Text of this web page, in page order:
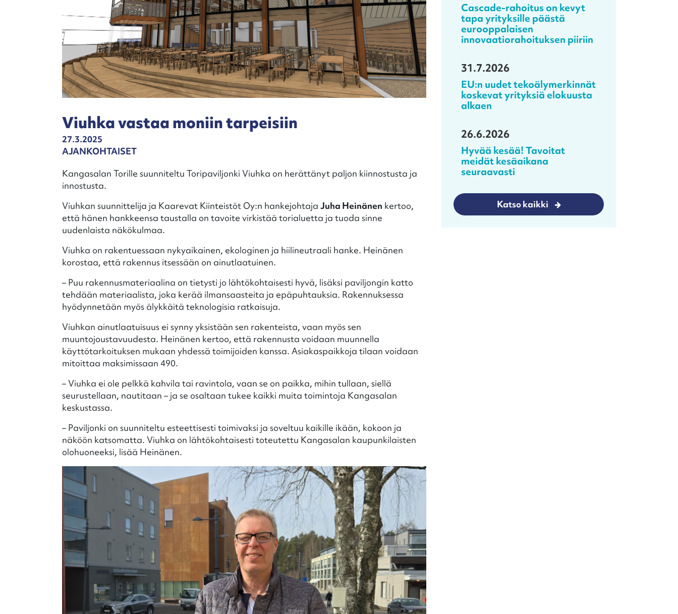
Viuhka vastaa moniin tarpeisiin
27.3.2025
AJANKOHTAISET
Kangasalan Torille suunniteltu Toripaviljonki Viuhka on herättänyt paljon kiinnostusta ja
innostusta.
Viuhkan suunnittelija ja Kaarevat Kiinteistöt Oy:n hankejohtaja Juha Heinänen kertoo,
että hänen hankkeensa taustalla on tavoite virkistää torialuetta ja tuoda sinne
uudenlaista näkökulmaa.
Viuhka on rakentuessaan nykyaikainen, ekologinen ja hiilineutraali hanke. Heinänen
korostaa, että rakennus itsessään on ainutlaatuinen.
– Puu rakennusmateriaalina on tietysti jo lähtökohtaisesti hyvä, lisäksi paviljongin katto
tehdään materiaalista, joka kerää ilmansaasteita ja epäpuhtauksia. Rakennuksessa
hyödynnetään myös älykkäitä teknologisia ratkaisuja.
Viuhkan ainutlaatuisuus ei synny yksistään sen rakenteista, vaan myös sen
muuntojoustavuudesta. Heinänen kertoo, että rakennusta voidaan muunnella
käyttötarkoituksen mukaan yhdessä toimijoiden kanssa. Asiakaspaikkoja tilaan voidaan
mitoittaa maksimissaan 490.
– Viuhka ei ole pelkkä kahvila tai ravintola, vaan se on paikka, mihin tullaan, siellä
seurustellaan, nautitaan – ja se osaltaan tukee kaikki muita toimintoja Kangasalan
keskustassa.
– Paviljonki on suunniteltu esteettisesti toimivaksi ja soveltuu kaikille ikään, kokoon ja
näköön katsomatta. Viuhka on lähtökohtaisesti toteutettu Kangasalan kaupunkilaisten
olohuoneeksi, lisää Heinänen.
Cascade-rahoitus on kevyt
tapa yrityksille päästä
eurooppalaisen
innovaatiorahoituksen piiriin
31.7.2026
EU:n uudet tekoälymerkinnät
koskevat yrityksiä elokuusta
alkaen
26.6.2026
Hyvää kesää! Tavoitat
meidät kesäaikana
seuraavasti
Katso kaikki